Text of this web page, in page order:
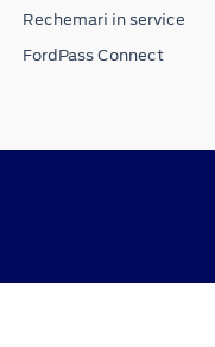
Rechemari in service
FordPass Connect